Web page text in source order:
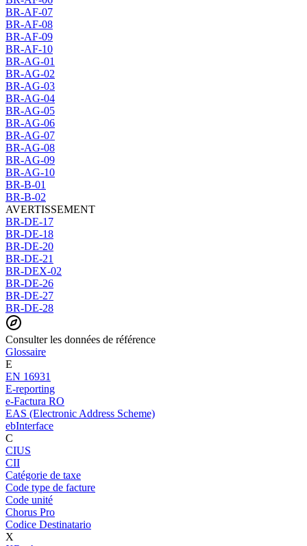
BR-AF-07
BR-AF-08
BR-AF-09
BR-AF-10
BR-AG-01
BR-AG-02
BR-AG-03
BR-AG-04
BR-AG-05
BR-AG-06
BR-AG-07
BR-AG-08
BR-AG-09
BR-AG-10
BR-B-01
BR-B-02
AVERTISSEMENT
BR-DE-17
BR-DE-18
BR-DE-20
BR-DE-21
BR-DEX-02
BR-DE-26
BR-DE-27
BR-DE-28
Consulter les données de référence
Glossaire
E
EN 16931
E-reporting
e-Factura RO
EAS (Electronic Address Scheme)
ebInterface
C
CIUS
CII
Catégorie de taxe
Code type de facture
Code unité
Chorus Pro
Codice Destinatario
X